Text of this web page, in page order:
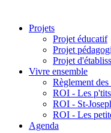
Projets
Projet éducatif
Projet
Projet
Vivre ensemble
Règlement des
ROI - Les
ROI - St-
ROI - Les
Agenda